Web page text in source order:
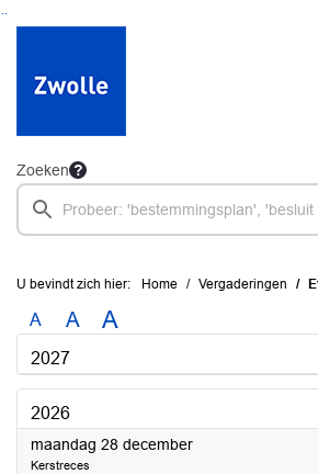
Ga naar de inhoud van deze pagina
Ga naar het zoeken
Ga naar het menu
Zoeken
U bevindt zich hier: Home Vergaderingen
A A A
2027
2026
maandag 28 december2026
Kerstreces